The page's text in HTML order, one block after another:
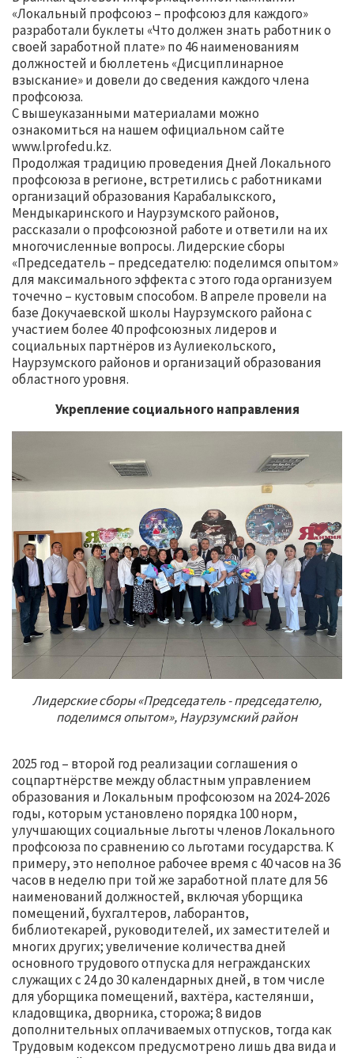
«Локальный профсоюз – профсоюз для каждого»
разработали буклеты «Что должен знать работник о
своей заработной плате» по 46 наименованиям
должностей и бюллетень «Дисциплинарное
взыскание» и довели до сведения каждого члена
профсоюза.
С вышеуказанными материалами можно
ознакомиться на нашем официальном сайте
www.lprofedu.kz.
Продолжая традицию проведения Дней Локального
профсоюза в регионе, встретились с работниками
организаций образования Карабалыкского,
Мендыкаринского и Наурзумского районов,
рассказали о профсоюзной работе и ответили на их
многочисленные вопросы. Лидерские сборы
«Председатель – председателю: поделимся опытом»
для максимального эффекта с этого года организуем
точечно – кустовым способом. В апреле провели на
базе Докучаевской школы Наурзумского района с
участием более 40 профсоюзных лидеров и
социальных партнёров из Аулиекольского,
Наурзумского районов и организаций образования
областного уровня.
Укрепление социального направления
Лидерские сборы «Председатель - председателю,
поделимся опытом», Наурзумский район
2025 год – второй год реализации соглашения о
соцпартнёрстве между областным управлением
образования и Локальным профсоюзом на 2024-2026
годы, которым установлено порядка 100 норм,
улучшающих социальные льготы членов Локального
профсоюза по сравнению со льготами государства. К
примеру, это неполное рабочее время с 40 часов на 36
часов в неделю при той же заработной плате для 56
наименований должностей, включая уборщика
помещений, бухгалтеров, лаборантов,
библиотекарей, руководителей, их заместителей и
многих других; увеличение количества дней
основного трудового отпуска для негражданских
служащих с 24 до 30 календарных дней, в том числе
для уборщика помещений, вахтёра, кастелянши,
кладовщика, дворника, сторожа; 8 видов
дополнительных оплачиваемых отпусков, тогда как
Трудовым кодексом предусмотрено лишь два вида и